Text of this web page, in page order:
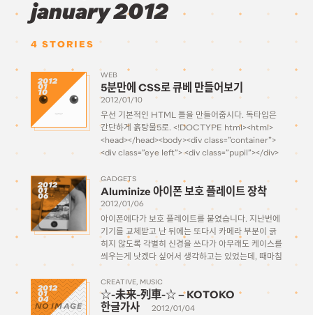
january 2012
4 STORIES
2012
01
10
WEB
5분만에 CSS로 큐베 만들어보기
2012/01/10
우선 기본적인 HTML 틀을 만들어줍시다. 독타입은
간단하게 흙탕물5로. <!DOCTYPE html><html>
<head></head><body><div class=”container”>
<div class=”eye left”> <div class=”pupil”></div>
class=”eye right”> <div class=”pupil”></div>
<div class=”highlight”></div> </div> <div
class=”mouth left”></div> <div class=”mouth
right”></div></div></body></html> eye는 공통
요소로 pupil과 highlight이라는div를 넣어주고 left
하고 right만 […]
2012
01
06
GADGETS
Aluminize 아이폰 보호 플레이트 장착
2012/01/06
아이폰에다가 보호 플레이트를 붙였습니다. 지난번에
기기를 교체받고 난 뒤에는 또다시 카메라 부분이 긁
히지 않도록 각별히 신경을 쓰다가 아무래도 케이스를
씌우는게 낫겠다 싶어서 생각하고는 있었는데, 때마침
며칠전에 영화보러 갔다가 영화관 안에 휴대폰 케이스
를 파는 샵이 있길래 찾아봤더니 이런 게 있더군요. 전
[…]
NO IMAGE
2012
01
04
CREATIVE MUSIC
☆-未来-列車-☆ – KOTOKO
한글가사
2012/01/04